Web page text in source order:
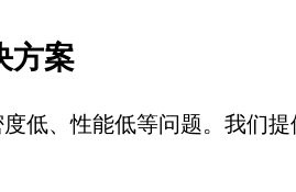
方案
低、性能低等问题。我们